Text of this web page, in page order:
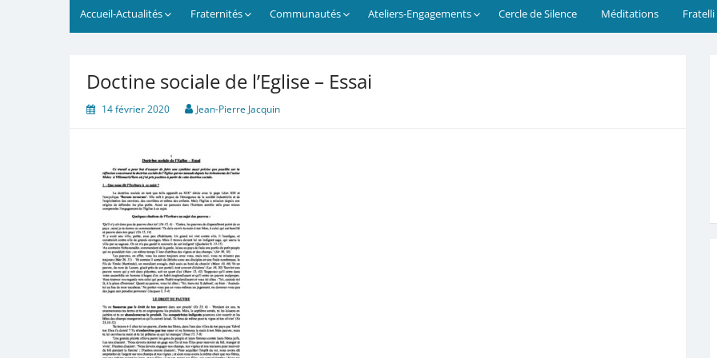
Accueil-Actualités Fraternités Communautés Ateliers-Engagements Cercle de Silence Méditations
Doctine sociale de l’Eglise – Essai
14 février 2020 Jean-Pierre Jacquin